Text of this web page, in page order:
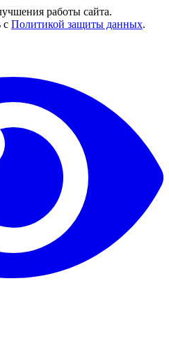
работы сайта.
с Политикой защиты данных.